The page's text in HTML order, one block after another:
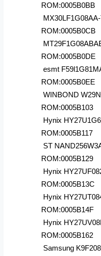
esmt
WINBOND
Hynix
ST
Hynix
Hynix
Hynix
Samsung